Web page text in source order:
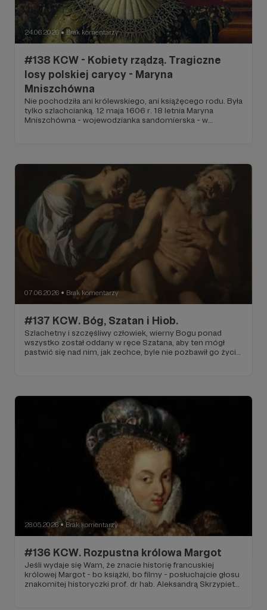
24.06.2026 ● Brak komentarzy
#138 KCW - Kobiety rządzą. Tragiczne
losy polskiej carycy - Maryna
Mniszchówna
Nie pochodziła ani królewskiego, ani książęcego rodu. Była
tylko szlachcianką. 12 maja 1606 r. 18 letnia Maryna
Mniszchówna - wojewodzianka sandomierska - w
07.06.2026 ● Brak komentarzy
#137 KCW. Bóg, Szatan i Hiob.
Szlachetny i szczęśliwy człowiek, wierny Bogu ponad
wszystko został oddany w ręce Szatana, aby ten mógł
pastwić się nad nim, jak zechce, byle nie pozbawił go życia.
28.05.2026 ● Brak komentarzy
#136 KCW. Rozpustna królowa Margot
Jeśli wydaje się Wam, że znacie historię francuskiej
królowej Margot - bo książki, bo filmy - posłuchajcie głosu
znakomitej historyczki prof. dr hab. Aleksandrą Skrzypietz,